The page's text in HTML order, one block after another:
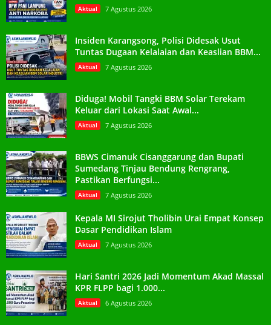
Aktual 7 Agustus 2026
Insiden Karangsong, Polisi Didesak Usut
Tuntas Dugaan Kelalaian dan Keaslian BBM...
Aktual 7 Agustus 2026
Diduga! Mobil Tangki BBM Solar Terekam
Keluar dari Lokasi Saat Awal...
Aktual 7 Agustus 2026
BBWS Cimanuk Cisanggarung dan Bupati
Sumedang Tinjau Bendung Rengrang,
Pastikan Berfungsi...
Aktual 7 Agustus 2026
Kepala MI Sirojut Tholibin Urai Empat Konsep
Dasar Pendidikan Islam
Aktual 7 Agustus 2026
Hari Santri 2026 Jadi Momentum Akad Massal
KPR FLPP bagi 1.000...
Aktual 6 Agustus 2026